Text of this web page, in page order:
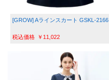
[GROW] Aラインスカート GSKL-2166
￥11,022